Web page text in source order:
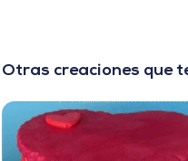
Otras creaciones que